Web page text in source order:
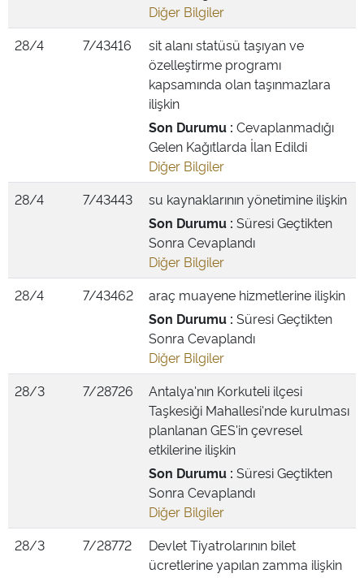
Diğer Bilgiler
28/4
7/43416
sit alanı statüsü taşıyan ve
özelleştirme programı
kapsamında olan taşınmazlara
ilişkin
Son Durumu : Cevaplanmadığı
Gelen Kağıtlarda İlan Edildi
Diğer Bilgiler
28/4
7/43443
su kaynaklarının yönetimine ilişkin
Son Durumu : Süresi Geçtikten
Sonra Cevaplandı
Diğer Bilgiler
28/4
7/43462
araç muayene hizmetlerine ilişkin
Son Durumu : Süresi Geçtikten
Sonra Cevaplandı
Diğer Bilgiler
28/3
7/28726
Antalya'nın Korkuteli ilçesi
Taşkesiği Mahallesi'nde kurulması
planlanan GES'in çevresel
etkilerine ilişkin
Son Durumu : Süresi Geçtikten
Sonra Cevaplandı
Diğer Bilgiler
28/3
7/28772
Devlet Tiyatrolarının bilet
ücretlerine yapılan zamma ilişkin